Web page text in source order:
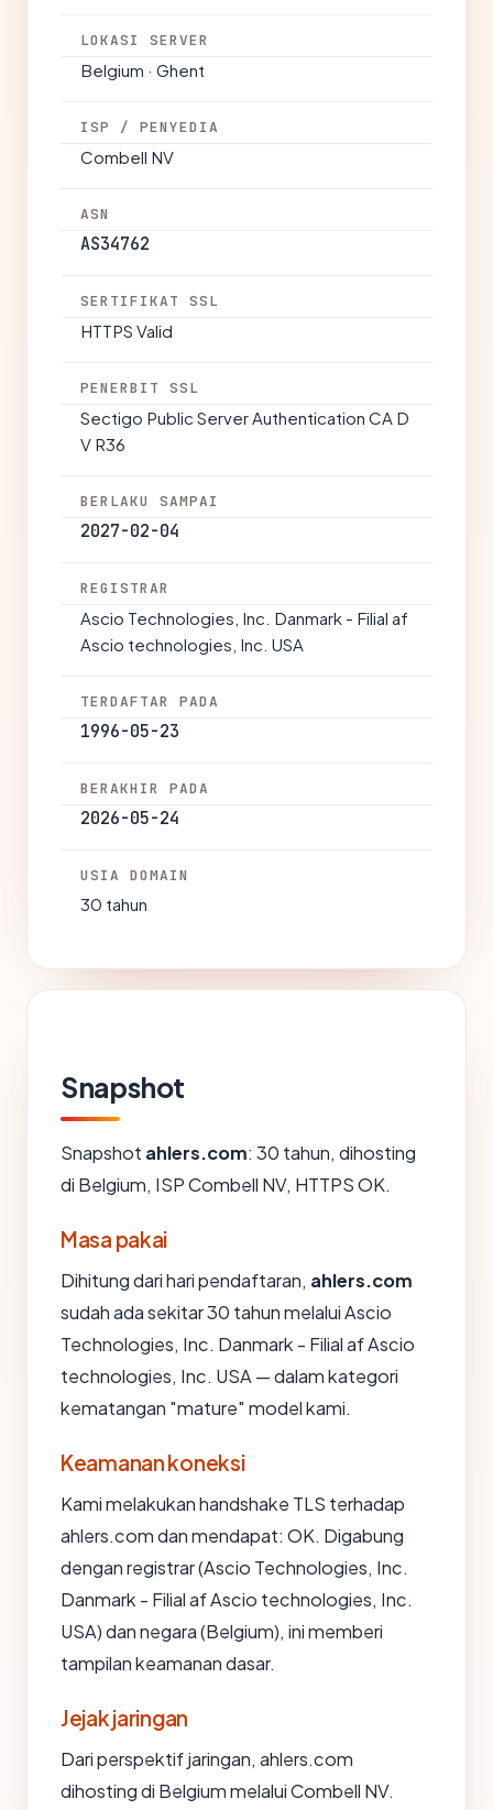
LOKASI SERVER
Belgium · Ghent
ISP / PENYEDIA
Combell NV
ASN
AS34762
SERTIFIKAT SSL
HTTPS Valid
PENERBIT SSL
Sectigo Public Server Authentication CA D
V R36
BERLAKU SAMPAI
2027-02-04
REGISTRAR
Ascio Technologies, Inc. Danmark - Filial af
Ascio technologies, Inc. USA
TERDAFTAR PADA
1996-05-23
BERAKHIR PADA
2026-05-24
USIA DOMAIN
30 tahun
Snapshot
Snapshot ahlers.com: 30 tahun, dihosting
di Belgium, ISP Combell NV, HTTPS OK.
Masa pakai
Dihitung dari hari pendaftaran, ahlers.com
sudah ada sekitar 30 tahun melalui Ascio
Technologies, Inc. Danmark - Filial af Ascio
technologies, Inc. USA — dalam kategori
kematangan "mature" model kami.
Keamanan koneksi
Kami melakukan handshake TLS terhadap
ahlers.com dan mendapat: OK. Digabung
dengan registrar (Ascio Technologies, Inc.
Danmark - Filial af Ascio technologies, Inc.
USA) dan negara (Belgium), ini memberi
tampilan keamanan dasar.
Jejak jaringan
Dari perspektif jaringan, ahlers.com
dihosting di Belgium melalui Combell NV.